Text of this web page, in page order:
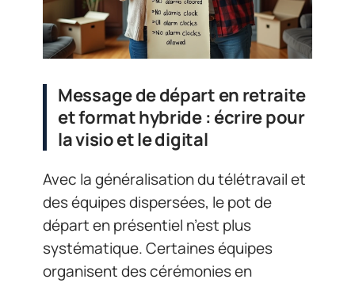
Message de départ en retraite
et format hybride : écrire pour
la visio et le digital
Avec la généralisation du télétravail et
des équipes dispersées, le pot de
départ en présentiel n’est plus
systématique. Certaines équipes
organisent des cérémonies en